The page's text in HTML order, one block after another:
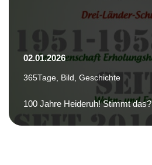
02.01.2026
365Tage Bild Geschichte
100 Jahre Heideruh! Stimmt das?